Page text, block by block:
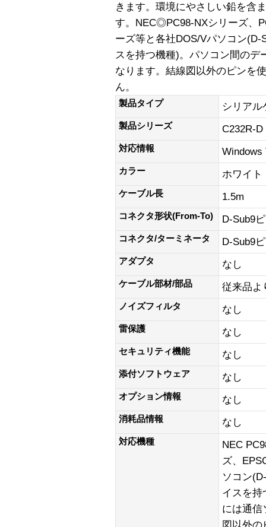
きます。環境にやさしい鉛を含
す。NEC◎PC98-NXシリーズ、
ーズ等と各社DOS/Vパソコン
スを持つ機種)。パソコン間のデ
なります。結線図以外のピンを
ん。
製品タイプ シリアル
製品シリーズ C232R-D
対応情報 Windows
カラー ホワイト
ケーブル長 1.5m
コネクタ形状(From-To) D-Sub9
コネクタ/ターミネータ D-Sub9
アダプタ なし
ケーブル部材/部品 従来品よ
ノイズフィルタ なし
雷保護 なし
セキュリティ機能 なし
添付ソフトウェア なし
オプション情報 なし
消耗品情報 なし
対応機種
NEC
ズ、
ソコン
イスを
には通